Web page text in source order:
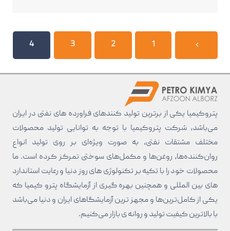
1
2
3
4
پتروکیمیا یکی از برترین تولید کنند‌های فراورده های نفتی در ایران
می‌باشد، شرکت پتروکیمیا با توجه به توانایی تولید محصولات
مختلف مشتقات نفتی، به صورت ویژه‌ای بر روی تولید انواع
روان‌کننده‌ها، روغن‌ها و مکمل‌های سوختی تمرکز کرده است. ما
محصولات خود را با تکیه بر تکنولوژی های روز دنیا و رعایت استاندارد
های بین المللی و همچنین بهره گیری از آزمایشگاه پترو کیمیا که
یکی از کامل‌ترین‌ها و مجهز ترین آزمایشگاهای ایران و دنیا می‌باشد
با بالا‌ترین کیفیت تولید و روانه ی بازار می‌کنیم.